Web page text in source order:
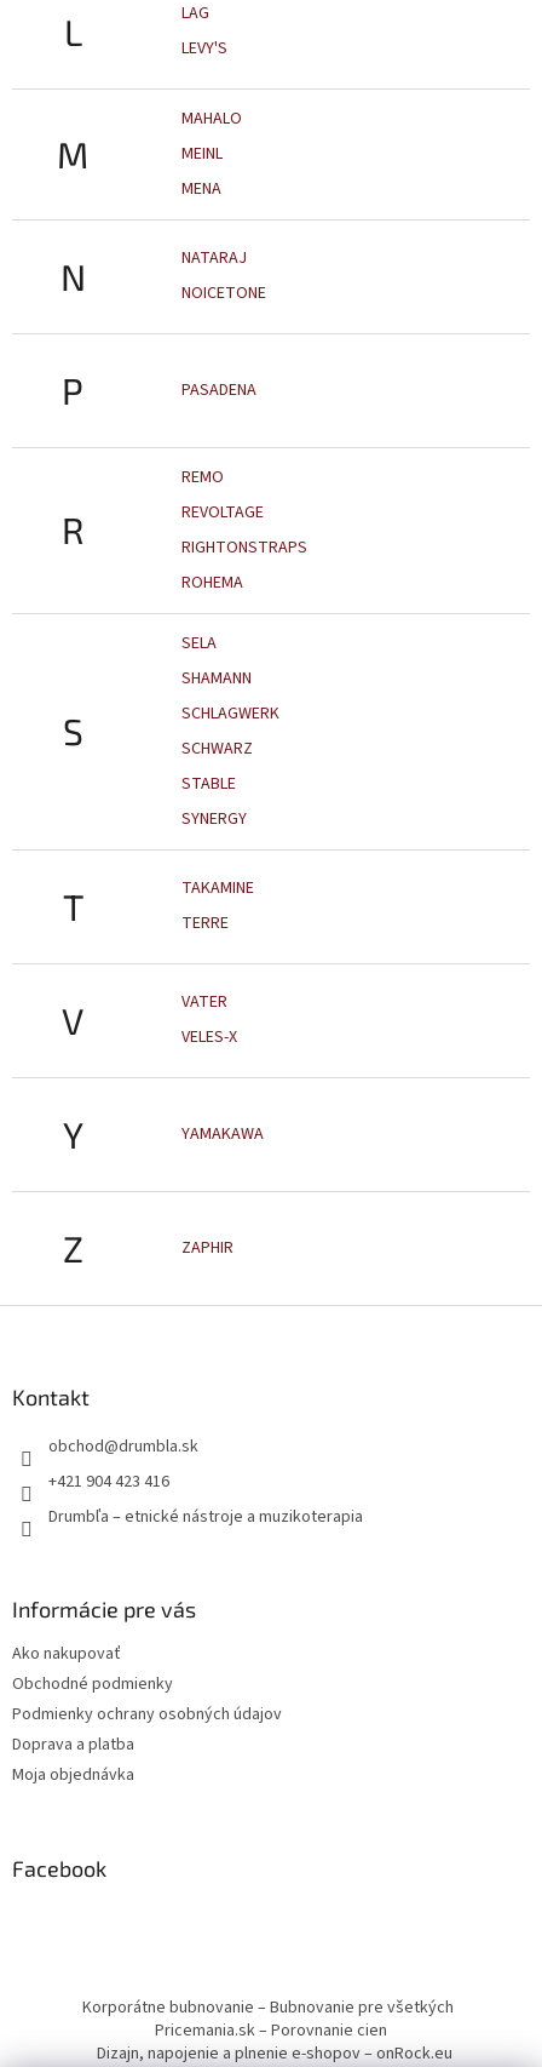
L
LAG
LEVY'S
M
MAHALO
MEINL
MENA
N
NATARAJ
NOICETONE
P PASADENA
R
REMO
REVOLTAGE
RIGHTONSTRAPS
ROHEMA
S
SELA
SHAMANN
SCHLAGWERK
SCHWARZ
STABLE
SYNERGY
T
TAKAMINE
TERRE
V
VATER
VELES-X
Y YAMAKAWA
Z ZAPHIR
Kontakt
obchod@drumbla.sk
+421 904 423 416
Drumbľa – etnické nástroje a muzikoterapia
Informácie pre vás
Ako nakupovať
Obchodné podmienky
Podmienky ochrany osobných údajov
Doprava a platba
Moja objednávka
Facebook
Korporátne bubnovanie – Bubnovanie pre všetkých
Pricemania.sk – Porovnanie cien
Dizajn, napojenie a plnenie e-shopov – onRock.eu